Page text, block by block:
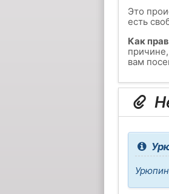
Это
есть
Как
вам